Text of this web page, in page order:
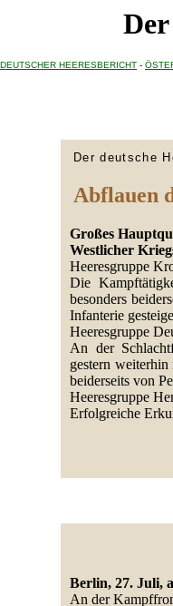
DEUTSCHER HEERESBERICHT -
Der deutsche
Abflauen
Großes
Westlicher
Heeresgruppe
Die
besonders
Infanterie
Heeresgruppe
An der
gestern
beiderseits von
Heeresgruppe
Erfolgreiche
Berlin, 27. Juli,
An der